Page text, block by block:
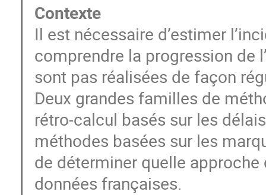
Contexte
Il est nécessaire d’estimer
comprendre la progression de
sont pas réalisées de façon
Deux grandes familles de
rétro-calcul basés sur les
méthodes basées sur les
de déterminer quelle
données françaises.